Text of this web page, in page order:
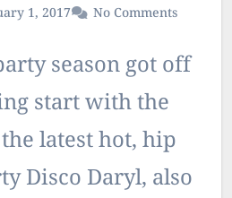
1, 2017 No Comments
season got off
start with the
latest hot, hip
Disco Daryl, also